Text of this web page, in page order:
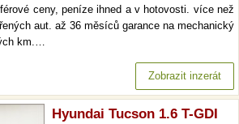
ceny, peníze ihned a v hotovosti. více než
aut. až 36 měsíců garance na mechanický
km.…
Zobrazit inzerát
Hyundai Tucson 1.6 T-GDI